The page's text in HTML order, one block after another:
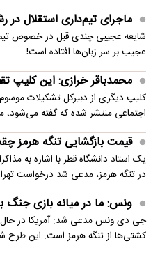
ماجرای تیم‌داری استقلال در
شایعه عجیبی چندی قبل در خصوص
عجیب بر سر زبان‌ها افتاده است!
محمدباقر خرازی: این
کلیپ دیگری از دبیرکل تشکیلات
اجتماعی منتشر شده که گفته می‌شود،
قیمت بازگشایی تنگه هرمز
یک استاد دانشگاه قطر با اشاره به
در تنگه هرمز، مدعی شد درخواست
ونس: ما در میانه بازی جنگ
جی دی ونس مدعی شد: آمریکا در
کشتی‌ها از تنگه هرمز است. این طرح